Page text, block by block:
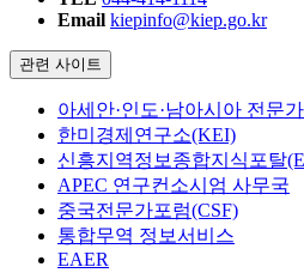
Email kiepinfo@kiep.go.kr
관련 사이트
아세안·인도·남아시아 전문
한미경제연구소(KEI)
신흥지역정보종합지식포탈
APEC 연구컨소시엄 사무국
중국전문가포럼(CSF)
통합무역 정보서비스
EAER